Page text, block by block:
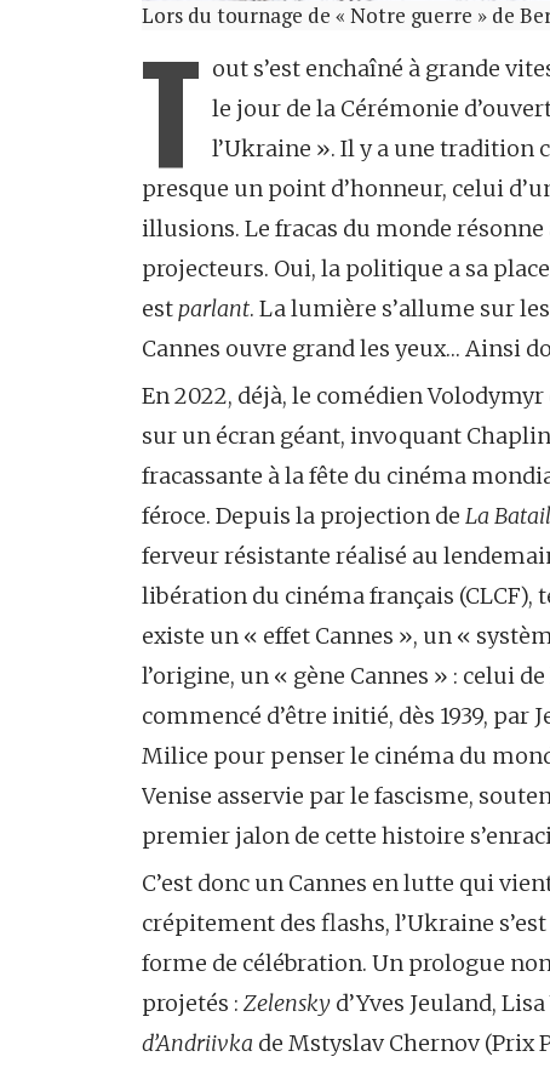
Lors du tournage de « Notre guerre » de
T out s’est enchaîné à grande
le jour de la Cérémonie
l’Ukraine ». Il y a une tradition
presque un point d’honneur, celui
illusions. Le fracas du monde
projecteurs. Oui, la politique a sa
est parlant. La lumière s’allume sur
Cannes ouvre grand les yeux… Ainsi
En 2022, déjà, le comédien
sur un écran géant, invoquant
fracassante à la fête du cinéma
féroce. Depuis la projection de La
ferveur résistante réalisé au
libération du cinéma français (CLCF),
existe un « effet Cannes », un «
l’origine, un « gène Cannes » : celui
commencé d’être initié, dès 1939, par
Milice pour penser le cinéma du
Venise asservie par le fascisme,
premier jalon de cette histoire
C’est donc un Cannes en lutte qui
crépitement des flashs, l’Ukraine
forme de célébration. Un prologue
projetés : Zelensky d’Yves Jeuland,
d’Andriivka de Mstyslav Chernov (Prix